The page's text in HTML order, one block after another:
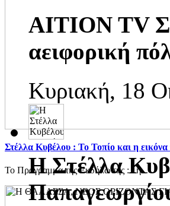
Στέλλα Κυβέλου : Το Τοπίο και η
Το Πρόγραμμα της Εκδήλωσης : 1η...
AITION TV
αειφορική
Κυριακή, 18
H Στέλλα